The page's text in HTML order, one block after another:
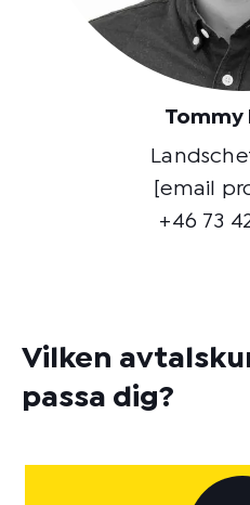
Tommy
[email
+46 73
Vilken
passa dig?